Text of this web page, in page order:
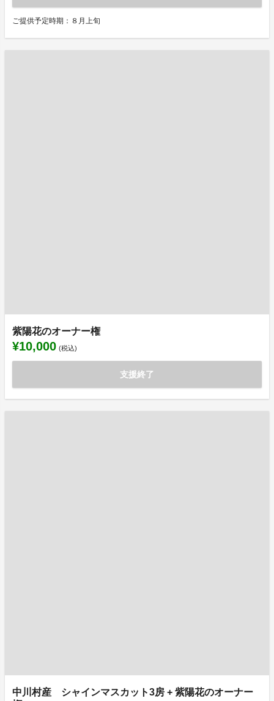
ご提供予定時期：８月上旬
紫陽花のオーナー権
¥10,000 (税込)
支援終了
中川村産 シャインマスカット3房 + 紫陽花のオーナー